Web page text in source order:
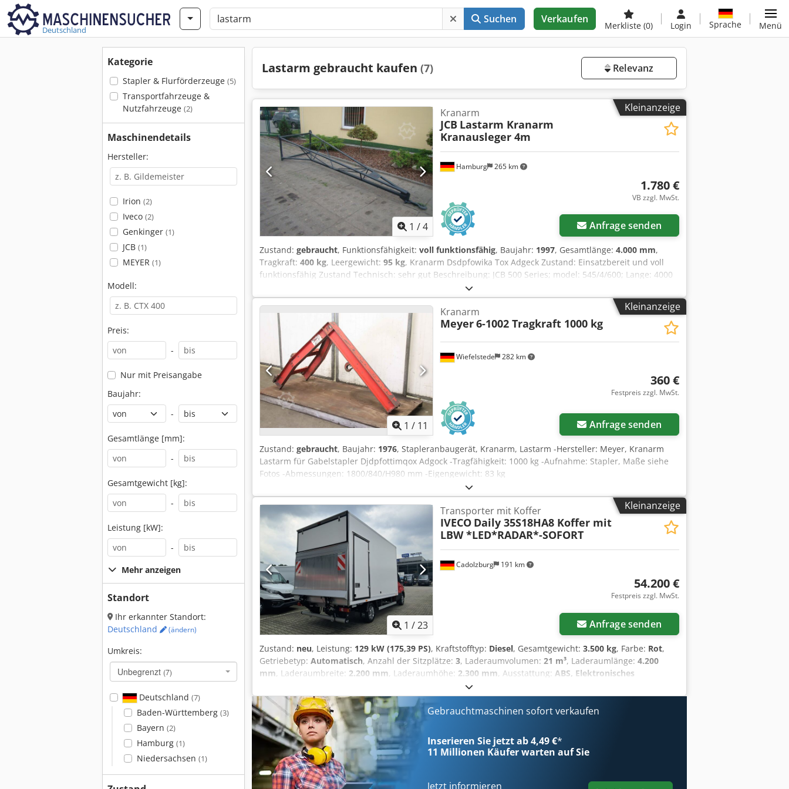
Deutschland
Suchen Verkaufen
Merkliste (0) Login Sprache Menü
Kategorie
Stapler & Flurförderzeuge (5)
Transportfahrzeuge &
Nutzfahrzeuge (2)
Maschinendetails
Hersteller:
Irion (2)
Iveco (2)
Genkinger (1)
JCB (1)
MEYER (1)
Modell:
Preis:
-
Nur mit Preisangabe
Baujahr:
-
Gesamtlänge [mm]:
-
Gesamtgewicht [kg]:
-
Leistung [kW]:
-
Mehr anzeigen
Standort
Ihr erkannter Standort:
Deutschland
(ändern)
Umkreis:
Unbegrenzt (7)
Deutschland (7)
Baden-Württemberg (3)
Bayern (2)
Hamburg (1)
Niedersachsen (1)
Lastarm gebraucht kaufen (7) Relevanz
Kleinanzeige
1 /4
Hamburg 265 km
Kranarm
JCB Lastarm Kranarm
Kranausleger 4m
1.780 €
VB zzgl. MwSt.
Anfrage senden
Zustand: gebraucht, Funktionsfähigkeit: voll funktionsfähig, Baujahr: 1997, Gesamtlänge: 4.000 mm,
Tragkraft: 400 kg, Leergewicht: 95 kg, Kranarm Dsdpfowika Tox Adgeck Zustand: Einsatzbereit und voll
funktionsfähig Zustand Technisch: sehr gut Beschreibung: JCB 500 Series; model: 545/4/600; Lange: 4000
Kleinanzeige
1 / 11
Wiefelstede 282 km
Kranarm
Meyer6-1002 Tragkraft 1000 kg
360 €
Festpreis zzgl. MwSt.
Anfrage senden
Zustand: gebraucht, Baujahr: 1976, Stapleranbaugerät, Kranarm, Lastarm -Hersteller: Meyer, Kranarm
Lastarm für Gabelstapler Djdpfottimqox Adgock -Tragfähigkeit: 1000 kg -Aufnahme: Stapler, Maße siehe
Fotos -Abmessungen: 1800/840/H980 mm -Eigengewicht: 83 kg
Kleinanzeige
1 /23
Cadolzburg 191 km
Transporter mit Koffer
IVECO Daily 35S18HA8 Koffer mit
LBW *LED*RADAR*-SOFORT
54.200 €
Festpreis zzgl. MwSt.
Anfrage senden
Zustand: neu, Leistung: 129 kW (175,39 PS), Kraftstofftyp: Diesel, Gesamtgewicht: 3.500 kg, Farbe: Rot,
Getriebetyp: Automatisch, Anzahl der Sitzplätze: 3, Laderaumvolumen: 21 m³, Laderaumlänge: 4.200
mm, Laderaumbreite: 2.200 mm, Laderaumhöhe: 2.300 mm, Ausstattung: ABS, Elektronisches
Stabilitätsprogramm (ESP), Klimaanlage, Ladebordwand, Navigationssystem, Standheizung,
Zentralverriegelung, Fahrzeug- und Aufbauausstattung 1. BasisfahrzeugModell: IVECO Daily 35S18HA8 *
CA Antriebskonfiguration: 4x2 * MT Zulässiges Gesamtgewicht: 3,5 t * EP Motor: F1C 176 EVI ? 176 PS *
GT Getriebe: 8-Gang Automatik Hi?Matic * WB Radstand: 4100 mm * RW Hinterachse: Einzelbereifung *
AT Vorderachsfederung: QUAD-LEAF * PT Hinterachsfederung: mechanisch * VE Fahrzeugtyp: Fahrgestell
mit Fahrerhaus * DR Fahrtrichtung: Rechtsverkehr (Linkslenker) ----2. Sonderausstattung *
00676 Rückfahrkamera mit Führungslinien * 02359 Hinterachsübersetzung 3.59 * 05925 Zusätzlicher
einstellbarer Geschwindigkeitsbegrenzer * 06064 Verstärkte doppelte Parabelfedern hinten * 06327 Ohne
Parksensoren * 06520 Anhängersteckdose 12V, 13-polig DIN * 06724 Sonderverstärkung * 08628 Ablage
Gebrauchtmaschinen sofort verkaufen
Inserieren Sie jetzt ab 4,49 €*
11 Millionen Käufer warten auf Sie
Jetzt informieren